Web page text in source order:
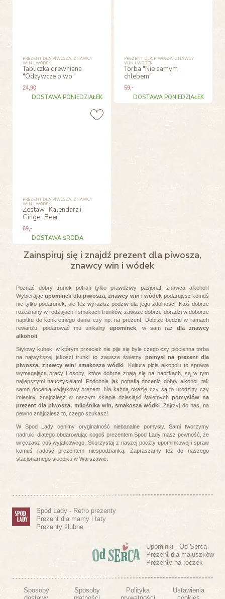
PREZENT DLA PIWOSZA, ZNAWCY
WIN I WÓDEK
Tabliczka drewniana
"Odżywcze piwo"
24,90
DOSTAWA PONIEDZIAŁEK
PREZENT DLA PIWOSZA, ZNAWCY
WIN I WÓDEK
Torba "Nie samym
chlebem"
59 ,-
DOSTAWA PONIEDZIAŁEK
PREZENT DLA PIWOSZA, ZNAWCY
WIN I WÓDEK
Zestaw "Kalendarz i
Ginger Beer"
69,-
DOSTAWA ŚRODA
Zainspiruj się i znajdź prezent dla piwosza,
znawcy win i wódek
Poznać dobry trunek potrafi tylko prawdziwy pasjonat, znawca alkoholi!
Wybierającupominek dla piwosza, znawcy win i wódek podarujesz komuś
nie tylko podarunek, ale też wyrazisz podziw dla jego zdolności! Ktoś dobrze
rozeznany w rodzajach i smakach trunków, zawsze dobrze doradzi w doborze
napitku do konkretnego dania czy np. na prezent. Dobrze będzie w ramach
rewanżu, podarować mu unikalnyupominek , w sam razdla znawcy
alkoholi.
Stylowy kubek, w którym przecież nie pije się byle czego czy płócienna torba
na najwyższej jakości trunki to zawsze świetny pomysł na prezent dla
piwosza, znawcy wini smakosza wódki . Kultura picia alkoholu to sprawa
wymagająca pracy i osoby, które dobrze znają się na napitkach, są w tym
najlepszymi nauczycielami. Podobnie jak potrafią docenić dobry alkohol, tak
samo docenią wyjątkowy prezent. Na każdą okazję czy są to urodziny czy
imieniny, znajdziesz w naszym sklepie dziesiątki świetnychpomysłów na
prezent dla piwosza, miłośnika win, smakosza wódki . Zajrzyj do nas, na
pewno znajdziesz to, czego szukasz!
W Spod Lady cenimy oryginalność niebanalne pomysły. Sami tworzymy
nadruki, dlatego obdarowując kogoś prezentem Spod Lady masz pewność, że
wręczasz coś wyjątkowego. Skorzystaj z naszej poczty upominkowej i spraw
komuś radość prezentem niespodzianką. Zapraszamy też do naszego
stacjonarnego sklepiku w Warszawie.
Spod Lady - Retro prezenty
Prezent dla mamy i taty
Prezenty ślubne
Upominki - Od Serca
Prezent dla maluszków
Prezenty na roczek
Sposoby
Sposoby
Polityka
Ustawienia